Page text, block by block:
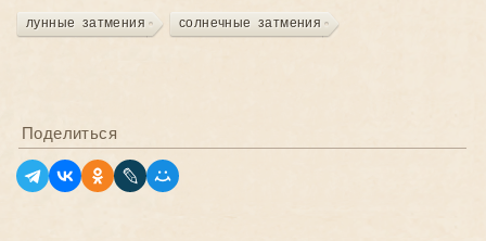
лунные затмения солнечные затмения
Поделиться